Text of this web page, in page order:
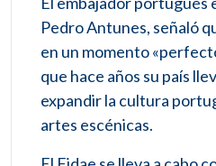
Pedro Antunes, señaló
en un momento
que hace años su país
expandir la cultura
artes escénicas.